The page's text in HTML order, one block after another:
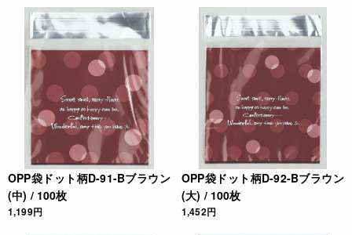
OPP袋ドット柄D-91-Bブラウン
(中) / 100枚
1,199円
OPP袋ドット柄D-92-Bブラウン
(大) / 100枚
1,452円